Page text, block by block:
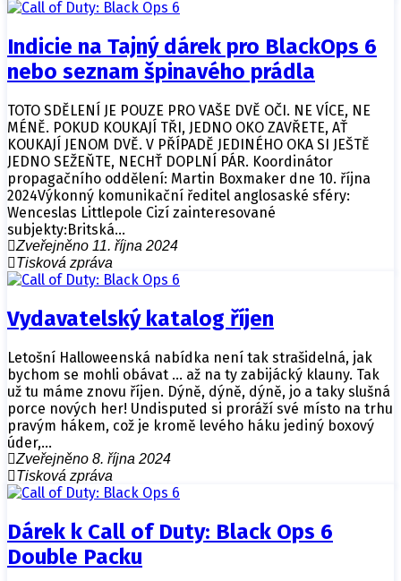
Indicie na Tajný dárek pro BlackOps 6
nebo seznam špinavého prádla
TOTO SDĚLENÍ JE POUZE PRO VAŠE DVĚ OČI. NE VÍCE, NE
MÉNĚ. POKUD KOUKAJÍ TŘI, JEDNO OKO ZAVŘETE, AŤ
KOUKAJÍ JENOM DVĚ. V PŘÍPADĚ JEDINÉHO OKA SI JEŠTĚ
JEDNO SEŽEŇTE, NECHŤ DOPLNÍ PÁR. Koordinátor
propagačního oddělení: Martin Boxmaker dne 10. října
2024Výkonný komunikační ředitel anglosaské sféry:
Wenceslas Littlepole Cizí zainteresované
subjekty:Britská…
Zveřejněno 11. října 2024
Tisková zpráva
Vydavatelský katalog říjen
Letošní Halloweenská nabídka není tak strašidelná, jak
bychom se mohli obávat … až na ty zabijácký klauny. Tak
už tu máme znovu říjen. Dýně, dýně, dýně, jo a taky slušná
porce nových her! Undisputed si proráží své místo na trhu
pravým hákem, což je kromě levého háku jediný boxový
úder,…
Zveřejněno 8. října 2024
Tisková zpráva
Dárek k Call of Duty: Black Ops 6
Double Packu